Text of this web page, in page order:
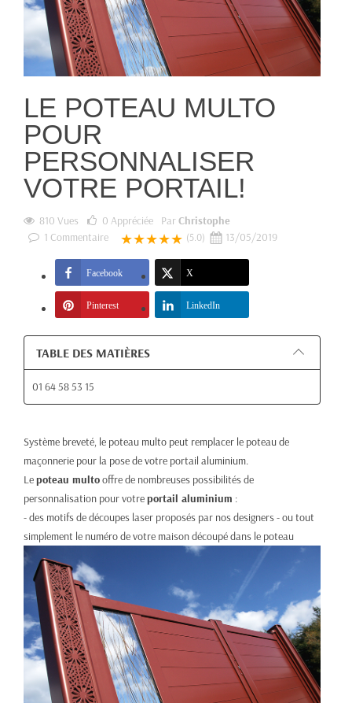
LE POTEAU MULTO
POUR
PERSONNALISER
VOTRE PORTAIL!
810 Vues 0 Appréciée
1 Commentaire ★★★★★ (5.0) 13/05/2019
ParChristophe
Facebook X
Pinterest LinkedIn
TABLE DES MATIÈRES
01 64 58 53 15
Système breveté, le poteau multo peut remplacer le poteau de
maçonnerie pour la pose de votre portail aluminium.
Lepoteau multooffre de nombreuses possibilités de
personnalisation pour votreportail aluminium :
- des motifs de découpes laser proposés par nos designers - ou tout
simplement le numéro de votre maison découpé dans le poteau